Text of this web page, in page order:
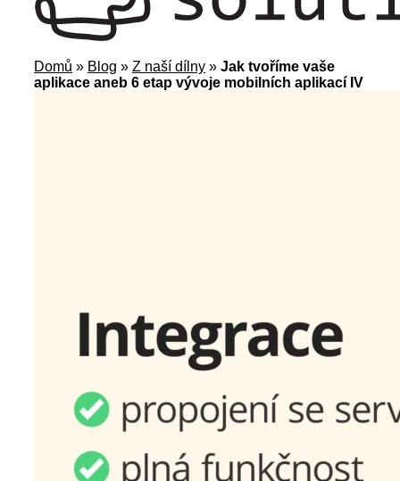
Domů » Blog » Z naší dílny » Jak tvoříme vaše
aplikace aneb 6 etap vývoje mobilních aplikací IV